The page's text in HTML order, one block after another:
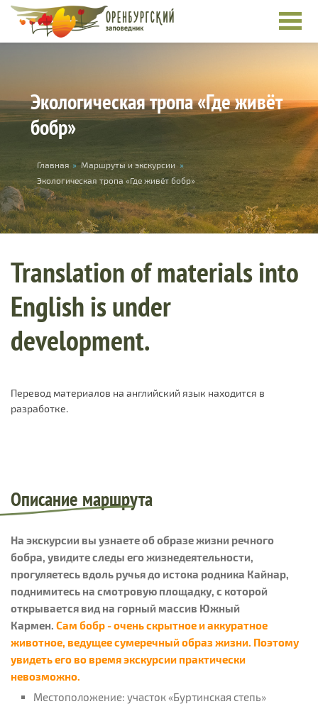
Skip to main content
Экологическая тропа «Где живёт
бобр»
You are here
Главная » Маршруты и экскурсии »
Экологическая тропа «Где живёт бобр»
Translation of materials into
English is under
development.
Перевод материалов на английский язык находится в
разработке.
Описание маршрута
На экскурсии вы узнаете об образе жизни речного
бобра, увидите следы его жизнедеятельности,
прогуляетесь вдоль ручья до истока родника Кайнар,
поднимитесь на смотровую площадку, с которой
открывается вид на горный массив Южный
Кармен. Сам бобр - очень скрытное и аккуратное
животное, ведущее сумеречный образ жизни. Поэтому
увидеть его во время экскурсии практически
невозможно.
Местоположение: участок «Буртинская степь»